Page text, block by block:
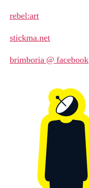
rebel:art
stickma.net
brimboria @ facebook